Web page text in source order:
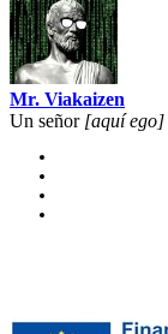
Mr. Viakaizen
Un señor [aquí ego]